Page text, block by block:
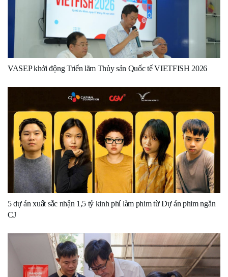
VASEP khởi động Triển lãm Thủy sản Quốc tế VIETFISH 2026
5 dự án xuất sắc nhận 1,5 tỷ kinh phí làm phim từ Dự án phim ngắn
CJ